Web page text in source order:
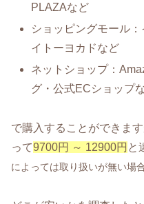
PLAZAなど
ショッピングモール
イトーヨカドなど
ネットショップ：
グ・公式ECショップ
で購入することができま
って9700円 ～ 12900円 と
によっては取り扱いが無い場